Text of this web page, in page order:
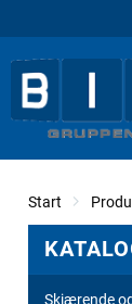
Start
Skjærende